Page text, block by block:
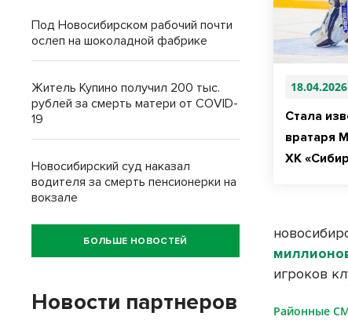
18.04.2026
Стала
вратаря
ХК
игроков
Районные
Под Новосибирском рабочий почти
ослеп на шоколадной фабрике
Житель Купино получил 200 тыс.
рублей за смерть матери от COVID-
19
Новосибирский суд наказал
водителя за смерть пенсионерки на
вокзале
БОЛЬШЕ НОВОСТЕЙ
Новости партнеров